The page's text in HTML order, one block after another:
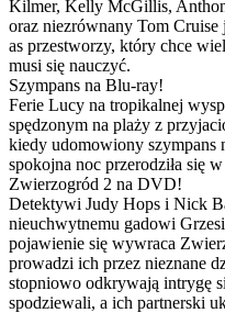
Kilmer, Kelly McGillis,
oraz niezrównany Tom
as przestworzy, który chce
musi się nauczyć.
Szympans na Blu-ray!
Ferie Lucy na tropikalnej
spędzonym na plaży z
kiedy udomowiony szympans
spokojna noc przerodziła się
Zwierzogród 2 na DVD!
Detektywi Judy Hops i Nick
nieuchwytnemu gadowi
pojawienie się wywraca
prowadzi ich przez nieznane
stopniowo odkrywają intrygę
spodziewali, a ich partnerski